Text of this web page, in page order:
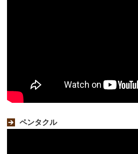
ペンタクル